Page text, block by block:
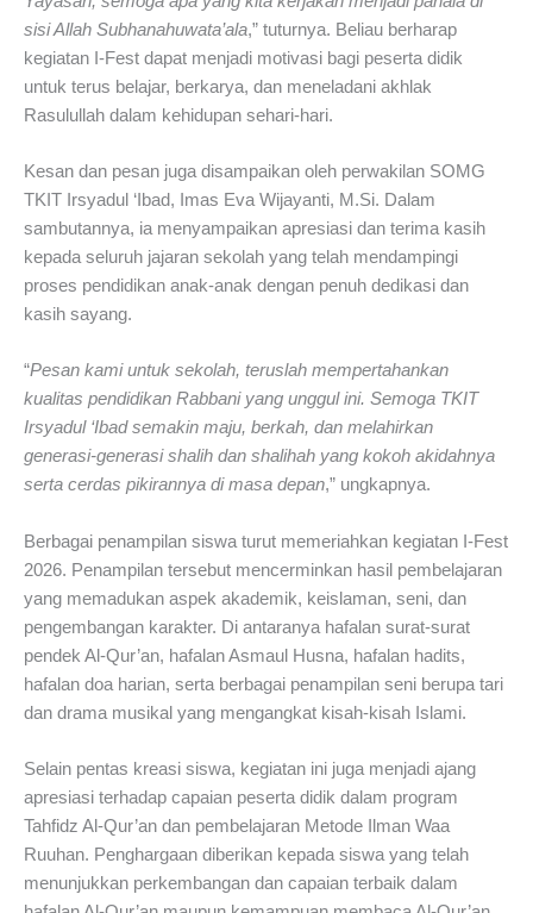
sisi Allah Subhanahuwata’ala,” tuturnya. Beliau berharap
kegiatan I-Fest dapat menjadi motivasi bagi peserta didik
untuk terus belajar, berkarya, dan meneladani akhlak
Rasulullah dalam kehidupan sehari-hari.
Kesan dan pesan juga disampaikan oleh perwakilan SOMG
TKIT Irsyadul ‘Ibad, Imas Eva Wijayanti, M.Si. Dalam
sambutannya, ia menyampaikan apresiasi dan terima kasih
kepada seluruh jajaran sekolah yang telah mendampingi
proses pendidikan anak-anak dengan penuh dedikasi dan
kasih sayang.
“Pesan kami untuk sekolah, teruslah mempertahankan
kualitas pendidikan Rabbani yang unggul ini. Semoga TKIT
Irsyadul ‘Ibad semakin maju, berkah, dan melahirkan
generasi-generasi shalih dan shalihah yang kokoh akidahnya
serta cerdas pikirannya di masa depan,” ungkapnya.
Berbagai penampilan siswa turut memeriahkan kegiatan I-Fest
2026. Penampilan tersebut mencerminkan hasil pembelajaran
yang memadukan aspek akademik, keislaman, seni, dan
pengembangan karakter. Di antaranya hafalan surat-surat
pendek Al-Qur’an, hafalan Asmaul Husna, hafalan hadits,
hafalan doa harian, serta berbagai penampilan seni berupa tari
dan drama musikal yang mengangkat kisah-kisah Islami.
Selain pentas kreasi siswa, kegiatan ini juga menjadi ajang
apresiasi terhadap capaian peserta didik dalam program
Tahfidz Al-Qur’an dan pembelajaran Metode Ilman Waa
Ruuhan. Penghargaan diberikan kepada siswa yang telah
menunjukkan perkembangan dan capaian terbaik dalam